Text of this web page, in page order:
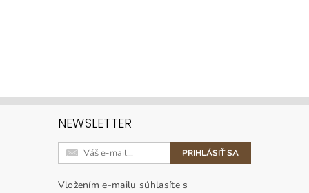
NEWSLETTER
Vložením e-mailu súhlasíte s